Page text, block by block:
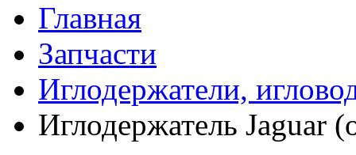
Главная
Запчасти
Иглодержатели,
Иглодержатель Jaguar